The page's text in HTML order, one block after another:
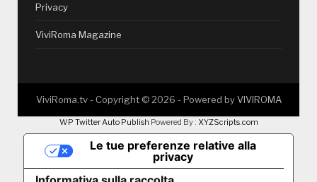
Privacy
ViviRoma Magazine
ViviRoma.tv - Copyright © 2026 - Powered byVIVIROMA
WP Twitter Auto Publish Powered By : XYZScripts.com
Le tue preferenze relative alla
privacy